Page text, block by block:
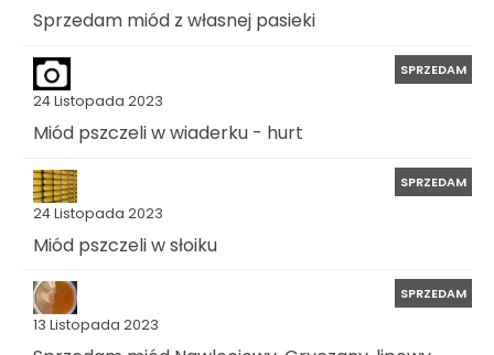
Sprzedam miód z własnej pasieki
24 Listopada 2023
SPRZEDAM
Miód pszczeli w wiaderku - hurt
24 Listopada 2023
SPRZEDAM
Miód pszczeli w słoiku
13 Listopada 2023
SPRZEDAM